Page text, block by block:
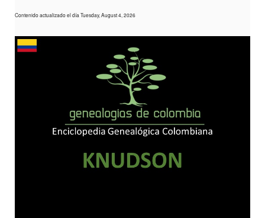
Contenido actualizado el día Tuesday, August 4, 2026